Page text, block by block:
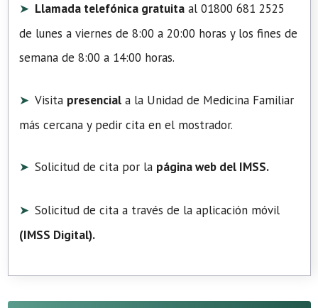
Llamada telefónica gratuita al 01800 681 2525
de lunes a viernes de 8:00 a 20:00 horas y los fines de
semana de 8:00 a 14:00 horas.
Visita presencial a la Unidad de Medicina Familiar
más cercana y pedir cita en el mostrador.
Solicitud de cita por la página web del IMSS.
Solicitud de cita a través de la aplicación móvil
(IMSS Digital).